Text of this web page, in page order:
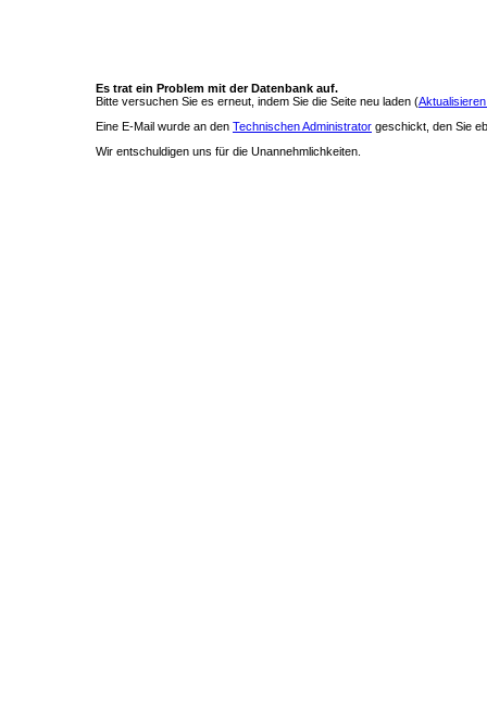
Es trat ein Problem mit der Datenbank auf.
Bitte versuchen Sie es erneut, indem Sie die Seite neu laden (
Eine E-Mail wurde an den Technischen Administrator geschickt, den Sie
Wir entschuldigen uns für die Unannehmlichkeiten.